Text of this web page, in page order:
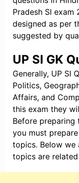
Pradesh SI exam
designed as per
suggested by
UP SI GK
Generally, UP SI
Politics,
Affairs, and
this exam they
Before preparing
you must
topics. Below we
topics are